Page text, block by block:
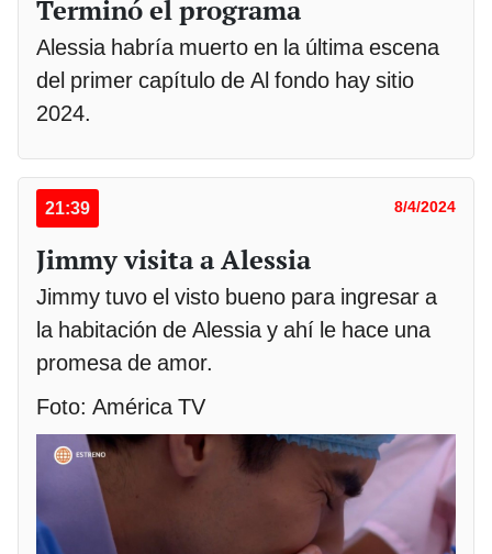
Terminó el programa
Alessia habría muerto en la última escena
del primer capítulo de Al fondo hay sitio
2024.
21:39 8/4/2024
Jimmy visita a Alessia
Jimmy tuvo el visto bueno para ingresar a
la habitación de Alessia y ahí le hace una
promesa de amor.
Foto: América TV